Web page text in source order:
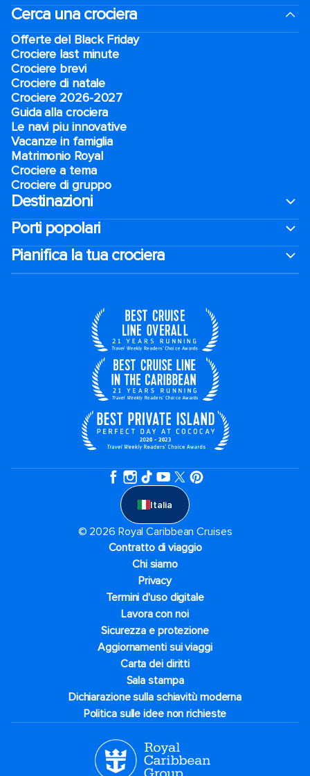
Cerca una crociera
Offerte del Black Friday
Crociere last minute
Crociere brevi​
Crociere di natale​
Crociere 2026-2027
Guida alla crociera
Le navi piu innovative
Vacanze in famiglia
Matrimonio Royal
Crociere a tema
Crociere di gruppo
Destinazioni
Porti popolari
Pianifica la tua crociera
Italia
© 2026 Royal Caribbean Cruises
Contratto di viaggio
Chi siamo
Privacy
Termini d'uso digitale
Lavora con noi
Sicurezza e protezione
Aggiornamenti sui viaggi
Carta dei diritti
Sala stampa
Dichiarazione sulla schiavitù moderna
Politica sulle idee non richieste